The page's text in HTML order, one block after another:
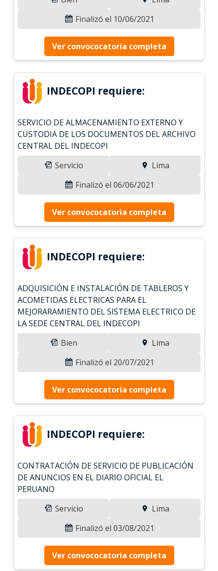
Finalizó el 10/06/2021
Ver convococatoria completa
INDECOPI requiere:
SERVICIO DE ALMACENAMIENTO EXTERNO Y
CUSTODIA DE LOS DOCUMENTOS DEL ARCHIVO
CENTRAL DEL INDECOPI
Servicio
Lima
Finalizó el 06/06/2021
Ver convococatoria completa
INDECOPI requiere:
ADQUISICIÓN E INSTALACIÓN DE TABLEROS Y
ACOMETIDAS ELECTRICAS PARA EL
MEJORARAMIENTO DEL SISTEMA ELECTRICO DE
LA SEDE CENTRAL DEL INDECOPI
Bien
Lima
Finalizó el 20/07/2021
Ver convococatoria completa
INDECOPI requiere:
CONTRATACIÓN DE SERVICIO DE PUBLICACIÓN
DE ANUNCIOS EN EL DIARIO OFICIAL EL
PERUANO
Servicio
Lima
Finalizó el 03/08/2021
Ver convococatoria completa